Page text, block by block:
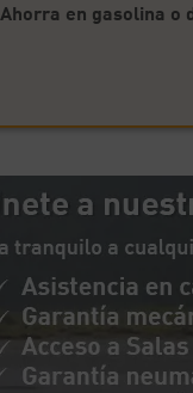
Ahorra en gasolina o